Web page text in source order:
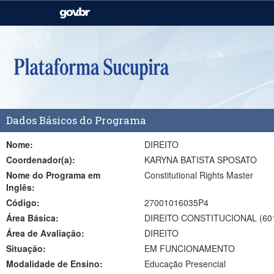
Casa Civil
Pecuária e Abastecimento
Dados Básicos do Programa
Nome:
DIREITO
Coordenador(a):
KARYNA BATISTA SPOSATO
Nome do Programa em
Inglês:
Constitutional Rights Master
Código:
27001016035P4
Área Básica:
DIREITO CONSTITUCIONAL
Área de Avaliação:
DIREITO
Situação:
EM FUNCIONAMENTO
Modalidade de Ensino:
Educação Presencial